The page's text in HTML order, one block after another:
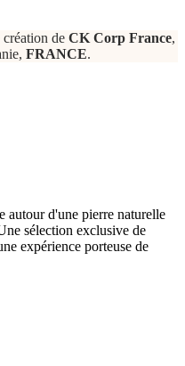
création de CK Corp France,
FRANCE.
autour d'une pierre naturelle
sélection exclusive de
expérience porteuse de